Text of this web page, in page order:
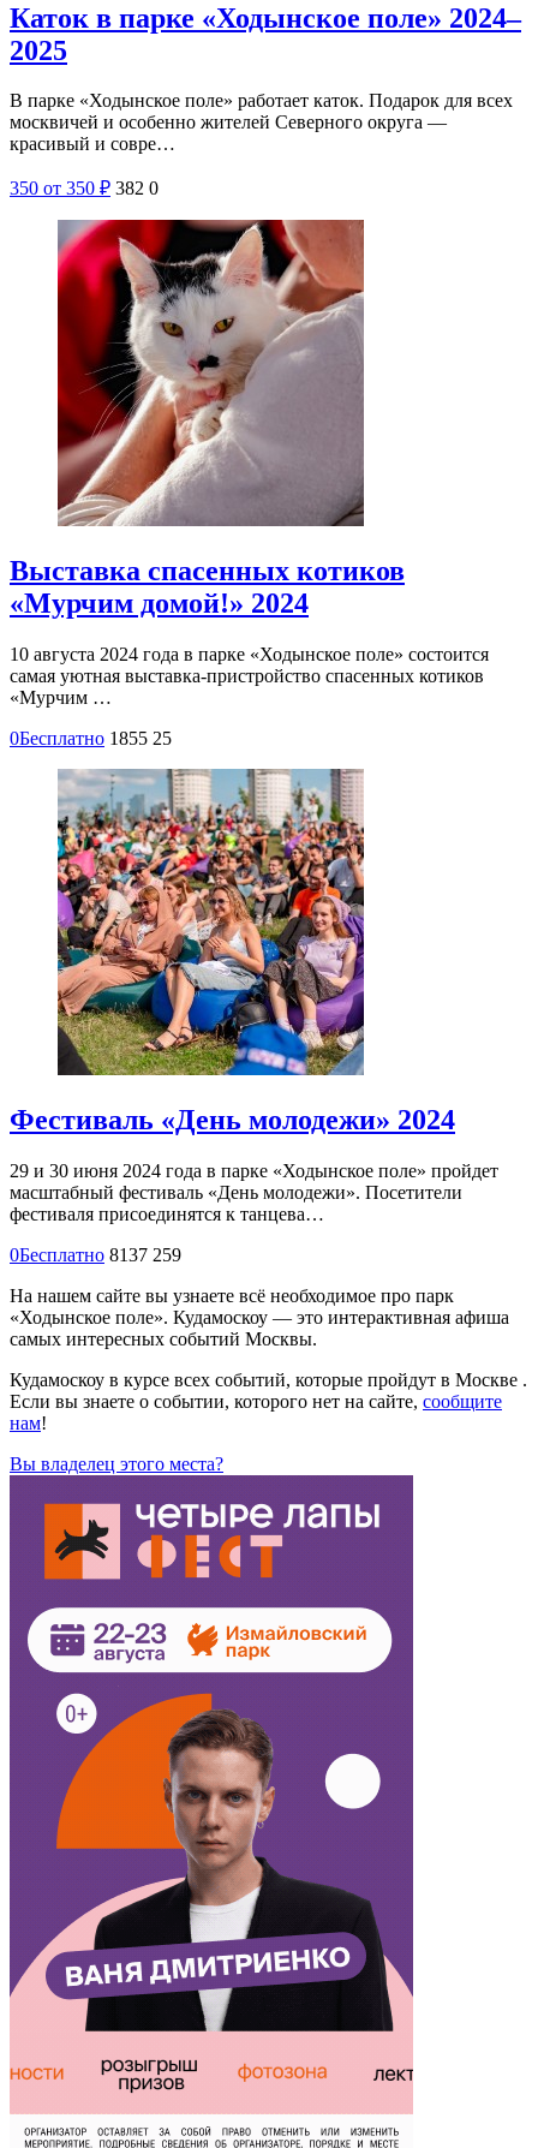
Каток в парке «Ходынское поле» 2024–
2025
В парке «Ходынское поле» работает каток. Подарок для всех
москвичей и особенно жителей Северного округа —
красивый и совре…
350 от 350 ₽ 382 0
Выставка спасенных котиков
«Мурчим домой!» 2024
10 августа 2024 года в парке «Ходынское поле» состоится
самая уютная выставка-пристройство спасенных котиков
«Мурчим …
0Бесплатно 1855 25
Фестиваль «День молодежи» 2024
29 и 30 июня 2024 года в парке «Ходынское поле» пройдет
масштабный фестиваль «День молодежи». Посетители
фестиваля присоединятся к танцева…
0Бесплатно 8137 259
На нашем сайте вы узнаете всё необходимое про парк
«Ходынское поле». Кудамоскоу — это интерактивная афиша
самых интересных событий Москвы.
Кудамоскоу в курсе всех событий, которые пройдут в Москве .
Если вы знаете о событии, которого нет на сайте, сообщите
нам!
Вы владелец этого места?